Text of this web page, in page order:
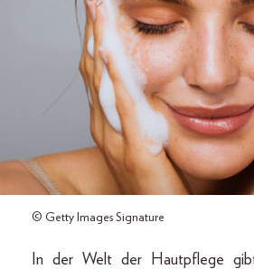
© Getty Images Signature
In der Welt der Hautpflege